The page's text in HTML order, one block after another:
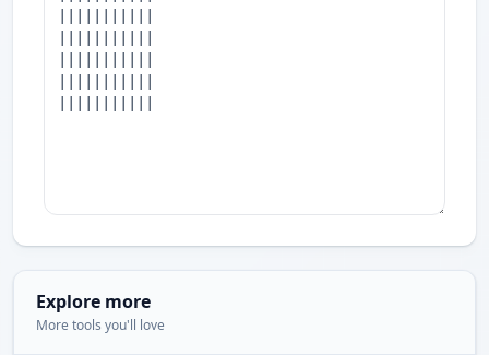
Explore more
More tools you'll love